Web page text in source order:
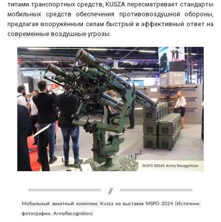
типами транспортных средств, KUSZA пересматривает стандарты
мобильных средств обеспечения противовоздушной обороны,
предлагая вооружённым силам быстрый и эффективный ответ на
современные воздушные угрозы.
Мобильный зенитный комплекс Kusza на выставке MSPO 2024 (Источник
фотографии: ArmyRecognition)